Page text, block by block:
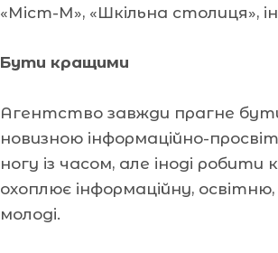
«Міст-М», «Шкільна столиця»,
Бути кращими
Агентство завжди прагне бути
новизною інформаційно-
ногу із часом, але іноді
охоплює інформаційну,
молоді.